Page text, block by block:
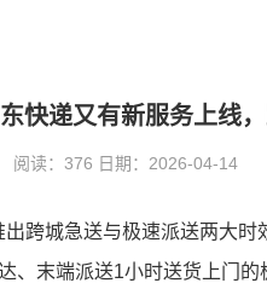
快递又有新服务上线
阅读：376 日期：2026-04-14
跨城急送与极速派送两大
、末端派送1小时送货上门